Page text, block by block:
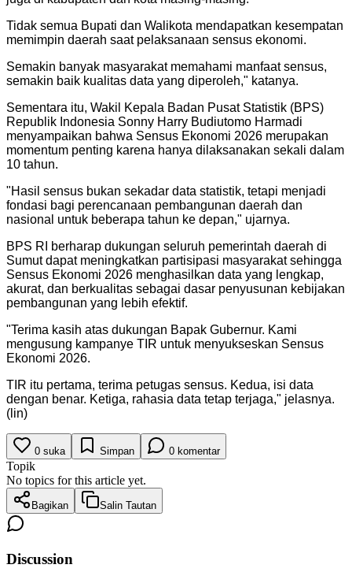
Tidak semua Bupati dan Walikota mendapatkan kesempatan
memimpin daerah saat pelaksanaan sensus ekonomi.
Semakin banyak masyarakat memahami manfaat sensus,
semakin baik kualitas data yang diperoleh," katanya.
Sementara itu, Wakil Kepala Badan Pusat Statistik (BPS)
Republik Indonesia Sonny Harry Budiutomo Harmadi
menyampaikan bahwa Sensus Ekonomi 2026 merupakan
momentum penting karena hanya dilaksanakan sekali dalam
10 tahun.
"Hasil sensus bukan sekadar data statistik, tetapi menjadi
fondasi bagi perencanaan pembangunan daerah dan
nasional untuk beberapa tahun ke depan," ujarnya.
BPS RI berharap dukungan seluruh pemerintah daerah di
Sumut dapat meningkatkan partisipasi masyarakat sehingga
Sensus Ekonomi 2026 menghasilkan data yang lengkap,
akurat, dan berkualitas sebagai dasar penyusunan kebijakan
pembangunan yang lebih efektif.
"Terima kasih atas dukungan Bapak Gubernur. Kami
mengusung kampanye TIR untuk menyukseskan Sensus
Ekonomi 2026.
TIR itu pertama, terima petugas sensus. Kedua, isi data
dengan benar. Ketiga, rahasia data tetap terjaga," jelasnya.
(lin)
0 suka Simpan 0 komentar
Topik
No topics for this article yet.
Bagikan Salin Tautan
Discussion